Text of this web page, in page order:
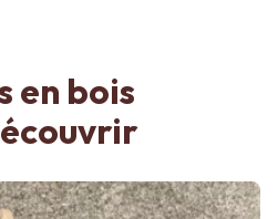
en bois